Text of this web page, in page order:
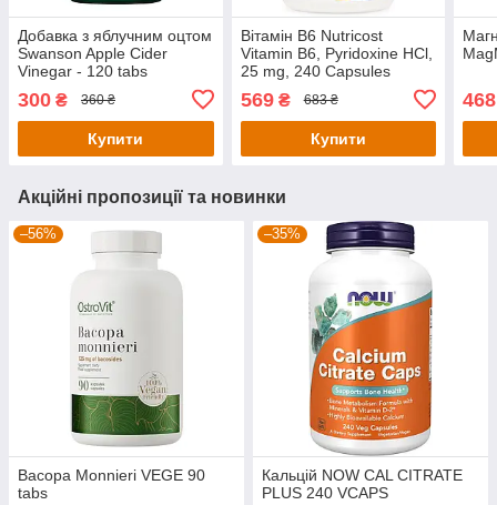
Добавка з яблучним оцтом
Swanson Apple Cider
Vinegar - 120 tabs
300 ₴ 360 ₴
Купити
Вітамін B6 Nutricost
Vitamin B6, Pyridoxine HCl,
25 mg, 240 Capsules
569₴ 683 ₴
Купити
468
Акційні пропозиції та новинки
–56%
Bacopa Monnieri VEGE 90
tabs
–35%
Кальцій NOW CAL CITRATE
PLUS 240 VCAPS